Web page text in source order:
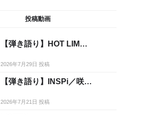
投稿動画
【弾き語り】HOT LIM…
2026年7月29日 投稿
【弾き語り】INSPi／咲…
2026年7月21日 投稿